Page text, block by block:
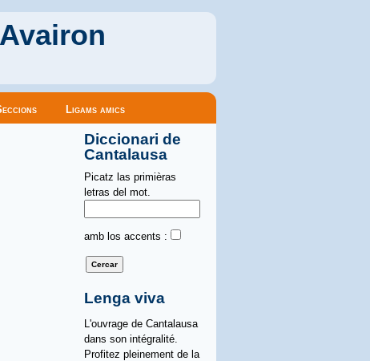
Ligams amics
Diccionari de
Cantalausa
Picatz las primièras
letras del mot.
amb los accents :
Lenga viva
L'ouvrage de Cantalausa
dans son intégralité.
Profitez pleinement de la